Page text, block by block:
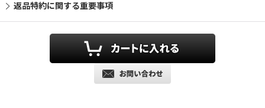
返品特約に関する重要事項